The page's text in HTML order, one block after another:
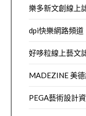
樂多新文創線上
dpi快樂網路頻道
好哆粒線上藝文
MADEZINE 美
PEGA藝術設計